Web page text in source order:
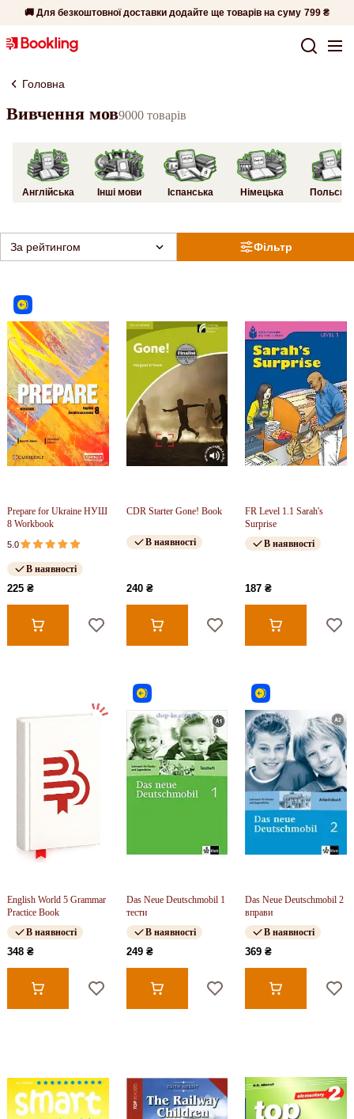
🚚 Для безкоштовної доставки додайте ще товарів на суму 799 ₴
Головна
Вивчення мов9000 товарів
Англійська Інші мови Іспанська Німецька
Фільтр
За рейтингом
Prepare for Ukraine НУШ
8 Workbook
5.0
В наявності
225 ₴
CDR Starter Gone! Book
В наявності
240 ₴
FR Level 1.1 Sarah's
Surprise
В наявності
187 ₴
English World 5 Grammar
Practice Book
В наявності
348 ₴
Das Neue Deutschmobil 1
тести
В наявності
249 ₴
Das Neue Deutschmobil 2
вправи
В наявності
369 ₴